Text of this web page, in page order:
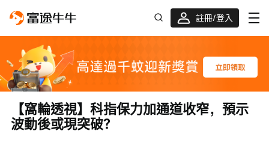
註冊/登入
迎新驚喜賞 股票/BTC等任你揀!
【窩輪透視】科指保力加通道收窄，預示
波動後或現突破？